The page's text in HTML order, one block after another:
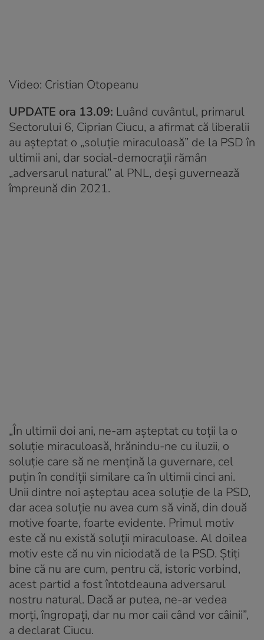
Video: Cristian Otopeanu
UPDATE ora 13.09: Luând cuvântul, primarul
Sectorului 6, Ciprian Ciucu, a afirmat că liberalii
au așteptat o „soluție miraculoasă” de la PSD în
ultimii ani, dar social-democrații rămân
„adversarul natural” al PNL, deși guvernează
împreună din 2021.
„În ultimii doi ani, ne-am aşteptat cu toţii la o
soluţie miraculoasă, hrănindu-ne cu iluzii, o
soluţie care să ne menţină la guvernare, cel
puţin în condiţii similare ca în ultimii cinci ani.
Unii dintre noi aşteptau acea soluţie de la PSD,
dar acea soluţie nu avea cum să vină, din două
motive foarte, foarte evidente. Primul motiv
este că nu există soluţii miraculoase. Al doilea
motiv este că nu vin niciodată de la PSD. Ştiţi
bine că nu are cum, pentru că, istoric vorbind,
acest partid a fost întotdeauna adversarul
nostru natural. Dacă ar putea, ne-ar vedea
morţi, îngropaţi, dar nu mor caii când vor câinii”,
a declarat Ciucu.